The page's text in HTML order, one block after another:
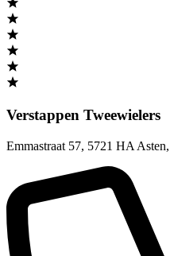
Verstappen Tweewielers
Emmastraat 57, 5721 HA Asten,